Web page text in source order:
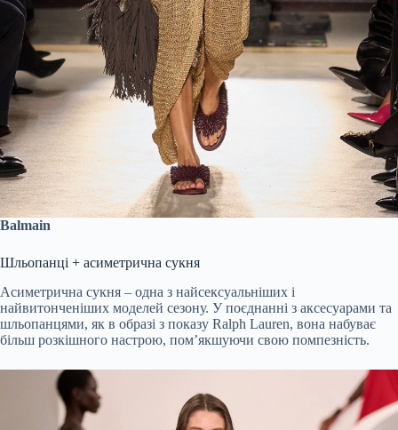
Balmain
Шльопанці + асиметрична сукня
Асиметрична сукня – одна з найсексуальніших і
найвитонченіших моделей сезону. У поєднанні з аксесуарами та
шльопанцями, як в образі з показу Ralph Lauren, вона набуває
більш розкішного настрою, пом’якшуючи свою помпезність.